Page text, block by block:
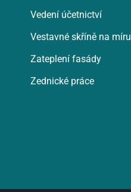
Vedení účetnictví
Vestavné skříně na míru
Zateplení fasády
Zednické práce